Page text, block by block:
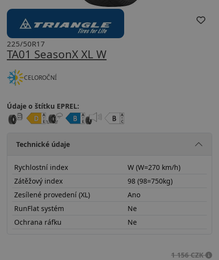
TA01 SeasonX XL W
225/50R17
CELOROČNÍ
Údaje o štítku EPREL:
Technické údaje
Rychlostní index
W (W=270 km/h)
Zátěžový index
98 (98=750kg)
Zesílené provedení (XL)
Ano
RunFlat systém
Ne
Ochrana ráfku
Ne
1 156 CZK